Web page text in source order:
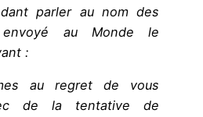
parler au nom des
au Monde le
:
au regret de vous
de la tentative de